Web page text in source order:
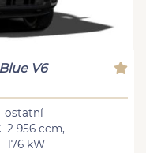
V6
ostatní
2 956 ccm,
176 kW